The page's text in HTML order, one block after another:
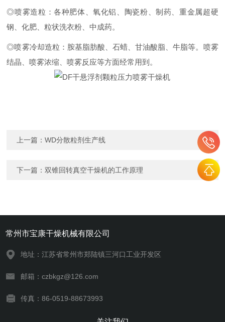
◎喷雾造粒：各种肥体、氧化铝、陶瓷粉、制药、重金属超硬
钢、化肥、粒状洗衣粉、中成药。
◎喷雾冷却造粒：胺基脂肪酸、石蜡、甘油酸脂、牛脂等。喷雾
结晶、喷雾浓缩、喷雾反应等方面经常用到。
上一篇：WD分散粒剂生产线
下一篇：双锥回转真空干燥机的工作原理
常州市宝康干燥机械有限公司
地址：江苏省常州市郑陆镇三河口工业开发区
邮箱：czbkgz@126.com
传真：86-0519-88673993